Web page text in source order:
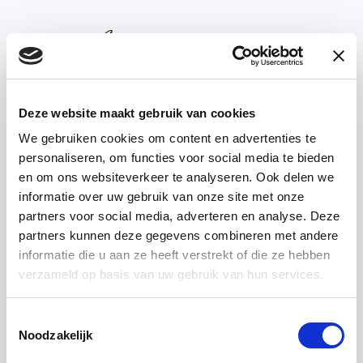
Deze website maakt gebruik van cookies
We gebruiken cookies om content en advertenties te
personaliseren, om functies voor social media te bieden
en om ons websiteverkeer te analyseren. Ook delen we
informatie over uw gebruik van onze site met onze
partners voor social media, adverteren en analyse. Deze
partners kunnen deze gegevens combineren met andere
informatie die u aan ze heeft verstrekt of die ze hebben
verzameld op basis van uw gebruik van hun services.
Noodzakelijk
Parquet
A classic parquet floor in the house